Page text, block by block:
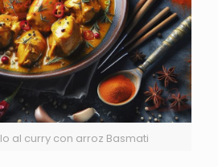
al curry con arroz Basmati